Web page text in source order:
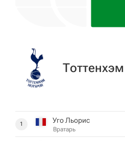
Тоттенхэм
1 Уго Льорис
Вратарь